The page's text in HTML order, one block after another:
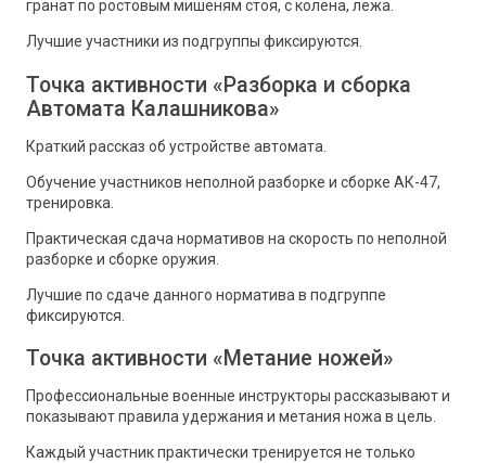
гранат по ростовым мишеням стоя, с колена, лежа.
Лучшие участники из подгруппы фиксируются.
Точка активности «Разборка и сборка
Автомата Калашникова»
Краткий рассказ об устройстве автомата.
Обучение участников неполной разборке и сборке АК-47,
тренировка.
Практическая сдача нормативов на скорость по неполной
разборке и сборке оружия.
Лучшие по сдаче данного норматива в подгруппе
фиксируются.
Точка активности «Метание ножей»
Профессиональные военные инструкторы рассказывают и
показывают правила удержания и метания ножа в цель.
Каждый участник практически тренируется не только